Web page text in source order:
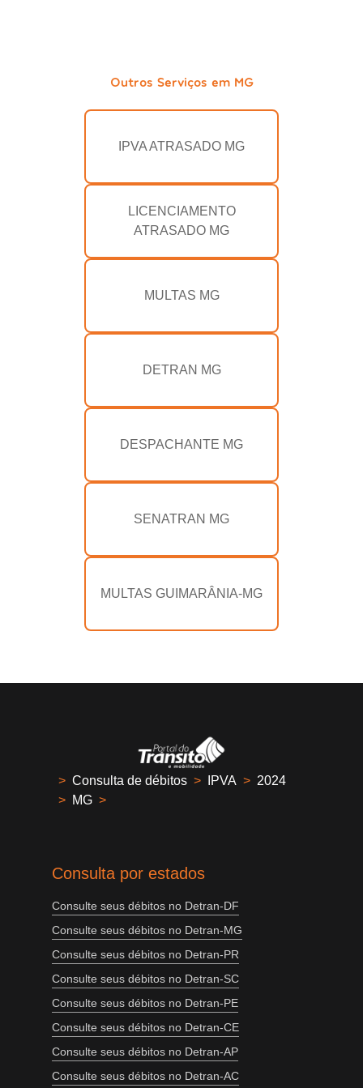
Outros Serviços em MG
IPVA ATRASADO MG
LICENCIAMENTO
ATRASADO MG
MULTAS MG
DETRAN MG
DESPACHANTE MG
SENATRAN MG
MULTAS GUIMARÂNIA-MG
> Consulta de débitos > IPVA > 2024
> MG >
Consulta por estados
Consulte seus débitos no Detran-DF
Consulte seus débitos no Detran-MG
Consulte seus débitos no Detran-PR
Consulte seus débitos no Detran-SC
Consulte seus débitos no Detran-PE
Consulte seus débitos no Detran-CE
Consulte seus débitos no Detran-AP
Consulte seus débitos no Detran-AC